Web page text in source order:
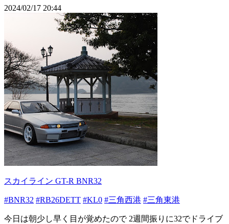
2024/02/17 20:44
スカイライン GT-R BNR32
#BNR32 #RB26DETT #KL0 #三角西港 #三角東港
今日は朝少し早く目が覚めたので 2週間振りに32でドライブ